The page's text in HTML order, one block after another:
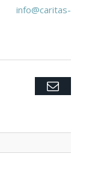
info@caritas-
Twitter
Facebook
Google+
Pinterest
LinkedIn
Tumblr